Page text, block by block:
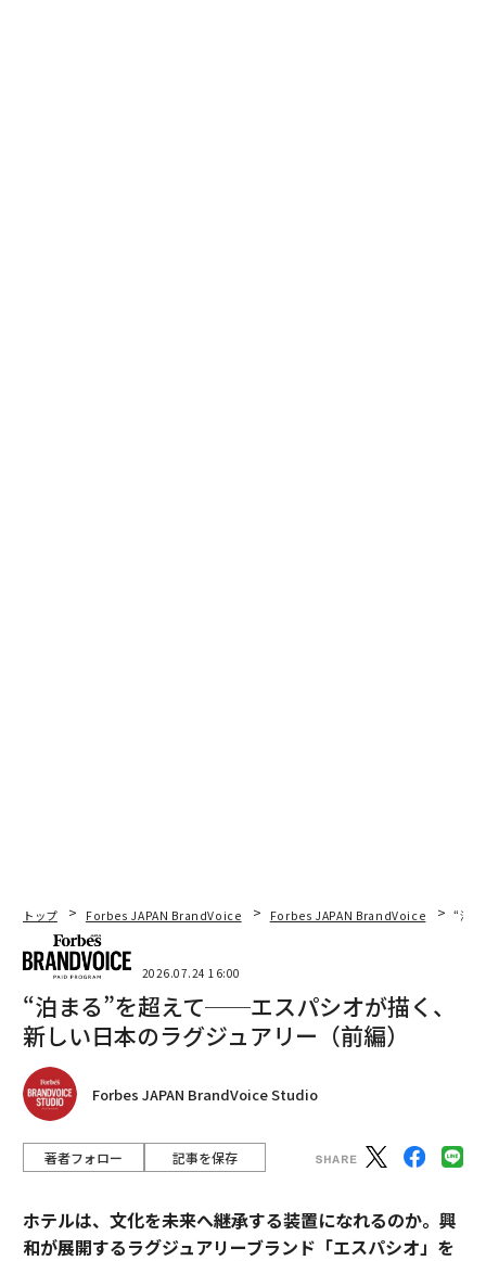
トップ Forbes JAPAN BrandVoice Forbes JAPAN BrandVoice “泊
2026.07.24 16:00
“泊まる”を超えて──エスパシオが描く、
新しい日本のラグジュアリー（前編）
Forbes JAPAN BrandVoice Studio
著者フォロー 記事を保存
ホテルは、文化を未来へ継承する装置になれるのか。興
和が展開するラグジュアリーブランド「エスパシオ」を